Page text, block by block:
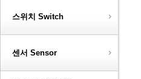
스위치 Switch
센서 Sensor